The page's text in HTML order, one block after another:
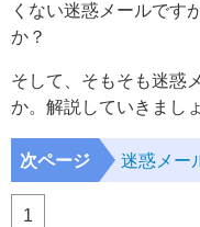
くない迷惑メールです
か？
そして、そもそも迷惑
か。解説していきましょ
次ページ 迷惑メー
1